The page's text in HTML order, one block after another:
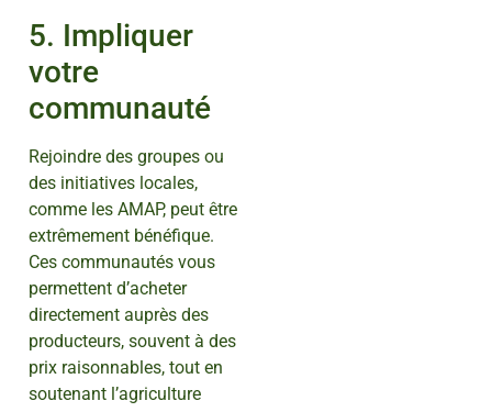
5. Impliquer
votre
communauté
Rejoindre des groupes ou
des initiatives locales,
comme les AMAP, peut être
extrêmement bénéfique.
Ces communautés vous
permettent d’acheter
directement auprès des
producteurs, souvent à des
prix raisonnables, tout en
soutenant l’agriculture